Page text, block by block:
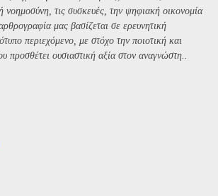
νοημοσύνη, τις συσκευές, την ψηφιακή οικονομία
μας βασίζεται σε ερευνητική
περιεχόμενο, με στόχο την ποιοτική και
προσθέτει ουσιαστική αξία στον αναγνώστη..